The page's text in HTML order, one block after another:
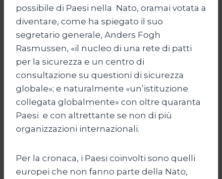
possibile di Paesi nella Nato, oramai votata a
diventare, come ha spiegato il suo
segretario generale, Anders Fogh
Rasmussen, «il nucleo di una rete di patti
per la sicurezza e un centro di
consultazione su questioni di sicurezza
globale»; e naturalmente «un’istituzione
collegata globalmente» con oltre quaranta
Paesi e con altrettante se non di più
organizzazioni internazionali.
Per la cronaca, i Paesi coinvolti sono quelli
europei che non fanno parte della Nato,